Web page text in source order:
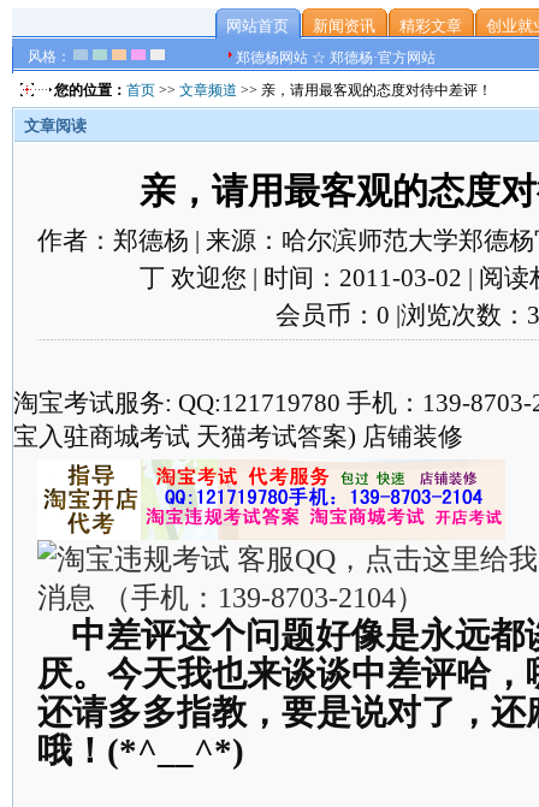
风格：
网站首页 新闻资讯 精彩文章 创业就
郑德杨网站 ☆ 郑德杨·官方网站
您的位置： 首页 >> 文章频道 >> 亲，请用最客观的态度对待中差评！
文章阅读
亲，请用最客观的态度
作者：郑德杨 | 来源：哈尔滨师范大学郑德
丁 欢迎您 | 时间：2011-03-02 | 阅
会员币：0 |浏览次数：
淘宝考试服务: QQ:121719780 手机：139-
宝入驻商城考试 天猫考试答案) 店铺装修
中差评这个问题好像是永远都
厌。今天我也来谈谈中差评哈
还请多多指教，要是说对了，还
哦！ (*^__^*)